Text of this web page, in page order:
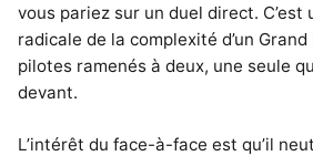
vous pariez sur un duel direct. C’est
radicale de la complexité d’un
pilotes ramenés à deux, une seule
devant.
L’intérêt du face-à-face est qu’il